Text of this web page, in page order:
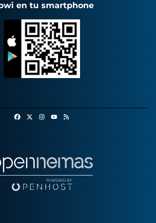
en tu smartphone
FacebookInstagram